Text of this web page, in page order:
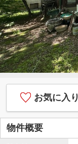
お気に入
物件概要